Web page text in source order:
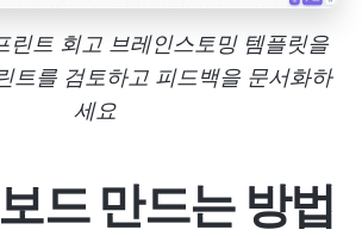
린트 회고 브레인스토밍 템플릿을
트를 검토하고 피드백을 문서화하
세요
드 만드는 방법